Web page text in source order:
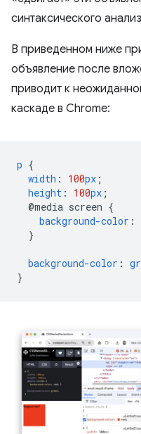
синтаксического
В приведенном ниже
объявление после
приводит к
каскаде в Chrome:
p {
width : 100px ;
height : 100px ;
@media screen {
background-color :
}
background-color :
}